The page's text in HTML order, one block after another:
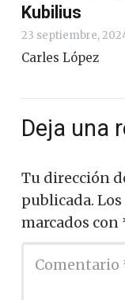
Kubilius
23 septiembre,
Carles López
Deja una
Tu dirección
publicada.
marcados con